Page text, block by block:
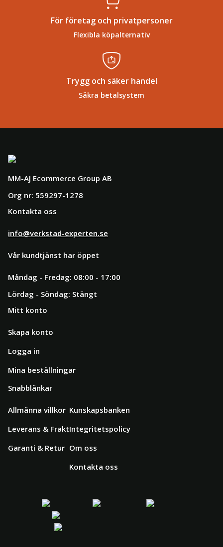
För företag och privatpersoner
Flexibla köpalternativ
Trygg och säker handel
Säkra betalsystem
MM-AJ Ecommerce Group AB
Org nr: 559297-1278
Kontakta oss
info@verkstad-experten.se
Vår kundtjänst har öppet
Måndag - Fredag: 08:00 - 17:00
Lördag - Söndag: Stängt
Mitt konto
Skapa konto
Logga in
Mina beställningar
Snabblänkar
Allmänna villkor
Leverans & Frakt
Garanti & Retur
Kunskapsbanken
Integritetspolicy
Om oss
Kontakta oss